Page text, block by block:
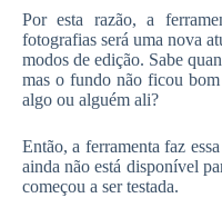
Por esta razão, a
fotografias será uma nova
modos de edição. Sabe
mas o fundo não ficou
algo ou alguém ali?
Então, a ferramenta faz
ainda não está disponível
começou a ser testada.